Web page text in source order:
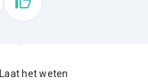
Laat het weten